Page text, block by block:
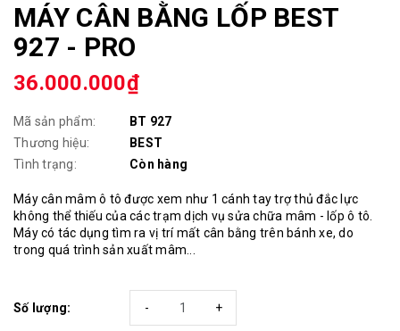
MÁY CÂN BẰNG LỐP BEST
927 - PRO
36.000.000₫
Mã sản phẩm:
BT 927
Thương hiệu:
BEST
Tình trạng:
Còn hàng
Máy cân mâm ô tô được xem như 1 cánh tay trợ thủ đắc lực
không thể thiếu của các trạm dịch vụ sửa chữa mâm - lốp ô tô.
Máy có tác dụng tìm ra vị trí mất cân bằng trên bánh xe, do
trong quá trình sản xuất mâm...
Số lượng: +
-